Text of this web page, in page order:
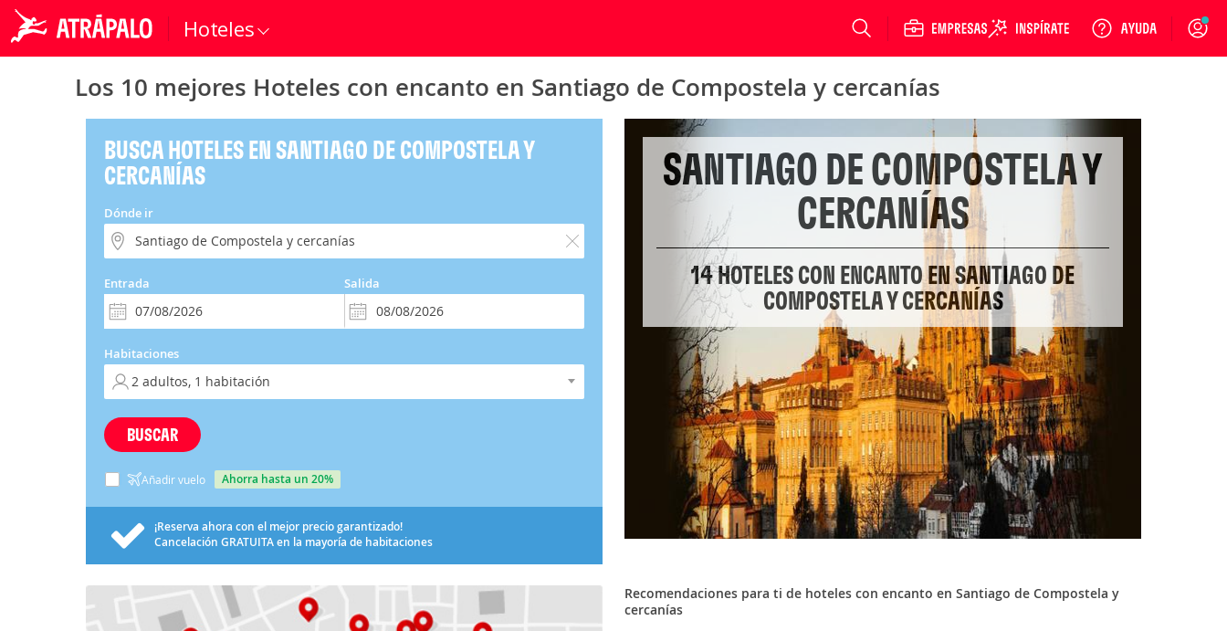
Hoteles Login
Los 10 mejores Hoteles con encanto en Santiago de Compostela y cercanías
BUSCA HOTELES EN SANTIAGO DE COMPOSTELA Y
CERCANÍAS
Dónde ir
Entrada Salida
Habitaciones
BUSCAR
Añadir vuelo ahorra hasta un 20%
¡Reserva ahora con el mejor precio garantizado!
Cancelación GRATUITAen la mayoría de habitaciones
SANTIAGO DE COMPOSTELA Y
CERCANÍAS
14 HOTELES CON ENCANTO EN SANTIAGO DE
COMPOSTELA Y CERCANÍAS
Recomendaciones para ti de hoteles con encanto en Santiago de Compostela y
cercanías